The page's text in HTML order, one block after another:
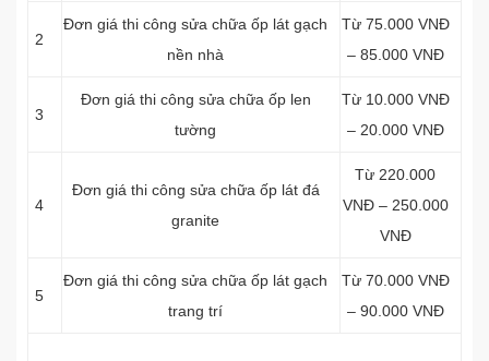
2
Đơn giá thi công sửa chữa ốp lát gạch
nền nhà
Từ 75.000 VNĐ
– 85.000 VNĐ
3
Đơn giá thi công sửa chữa ốp len
tường
Từ 10.000 VNĐ
– 20.000 VNĐ
4
Đơn giá thi công sửa chữa ốp lát đá
granite
Từ 220.000
VNĐ – 250.000
VNĐ
5
Đơn giá thi công sửa chữa ốp lát gạch
trang trí
Từ 70.000 VNĐ
– 90.000 VNĐ